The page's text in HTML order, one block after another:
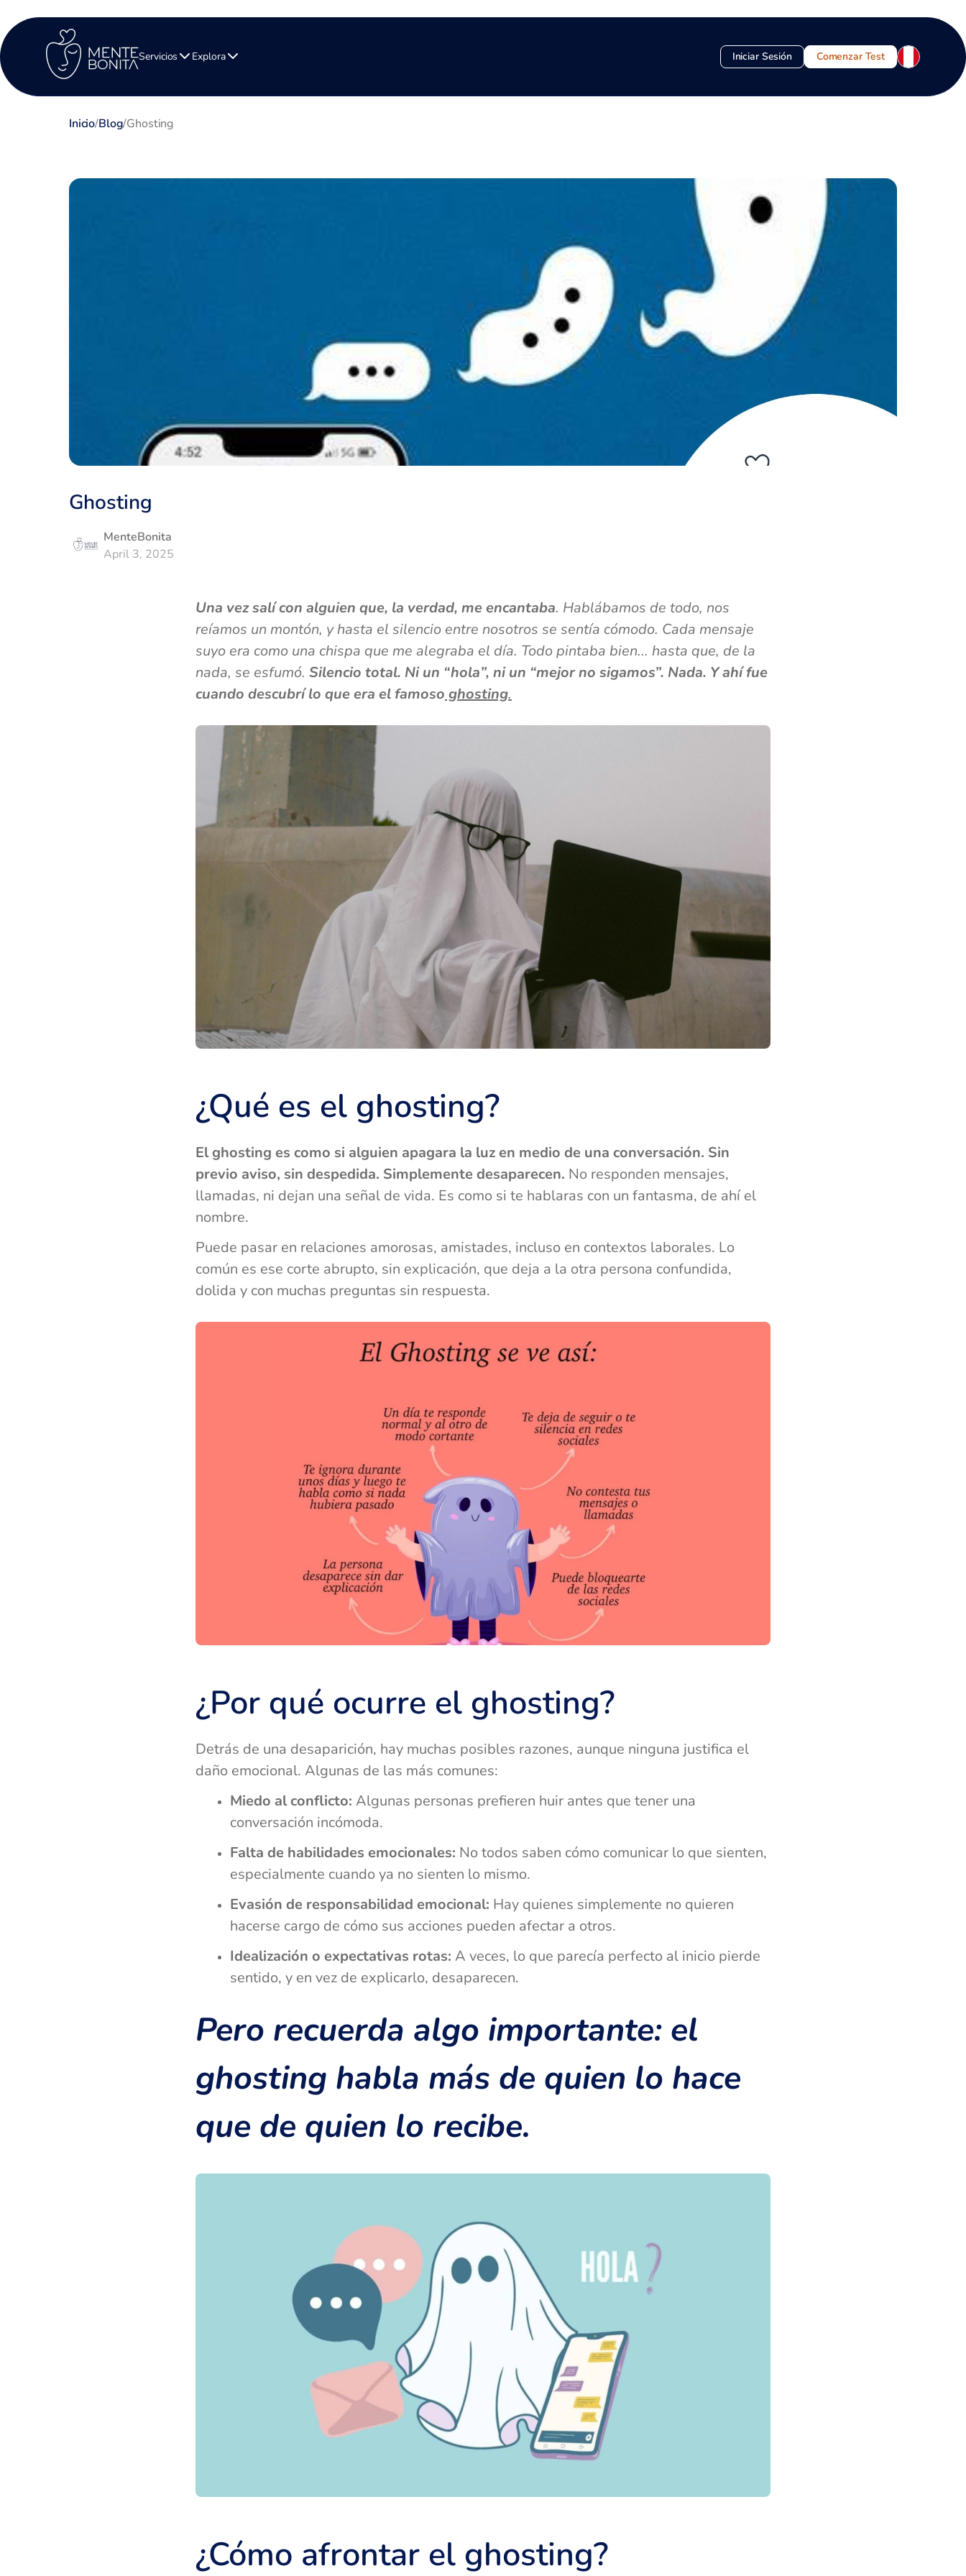
Servicios Explora Iniciar Sesión Comenzar Test
Inicio/Blog/Ghosting
Ghosting
MenteBonita
April 3, 2025
Una vez salí con alguien que, la verdad, me encantaba. Hablábamos de todo, nos
reíamos un montón, y hasta el silencio entre nosotros se sentía cómodo. Cada mensaje
suyo era como una chispa que me alegraba el día. Todo pintaba bien... hasta que, de la
nada, se esfumó. Silencio total. Ni un “hola”, ni un “mejor no sigamos”. Nada. Y ahí fue
cuando descubrí lo que era el famoso ghosting.
¿Qué es el ghosting?
El ghosting es como si alguien apagara la luz en medio de una conversación. Sin
previo aviso, sin despedida. Simplemente desaparecen. No responden mensajes,
llamadas, ni dejan una señal de vida. Es como si te hablaras con un fantasma, de ahí el
nombre.
Puede pasar en relaciones amorosas, amistades, incluso en contextos laborales. Lo
común es ese corte abrupto, sin explicación, que deja a la otra persona confundida,
dolida y con muchas preguntas sin respuesta.
¿Por qué ocurre el ghosting?
Detrás de una desaparición, hay muchas posibles razones, aunque ninguna justifica el
daño emocional. Algunas de las más comunes:
Miedo al conflicto: Algunas personas prefieren huir antes que tener una
conversación incómoda.
Falta de habilidades emocionales: No todos saben cómo comunicar lo que sienten,
especialmente cuando ya no sienten lo mismo.
Evasión de responsabilidad emocional: Hay quienes simplemente no quieren
hacerse cargo de cómo sus acciones pueden afectar a otros.
Idealización o expectativas rotas: A veces, lo que parecía perfecto al inicio pierde
sentido, y en vez de explicarlo, desaparecen.
Pero recuerda algo importante: el
ghosting habla más de quien lo hace
que de quien lo recibe.
¿Cómo afrontar el ghosting?